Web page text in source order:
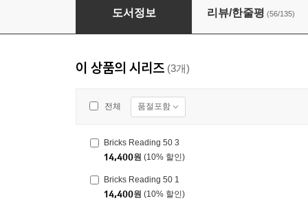
Bricks Reading 50 3
도서정보 리뷰/한줄평 (56/135)
이 상품의 시리즈 (3개)
전체 품절포함
Bricks Reading 50 3
14,400원 (10% 할인)
Bricks Reading 50 1
14,400원 (10% 할인)